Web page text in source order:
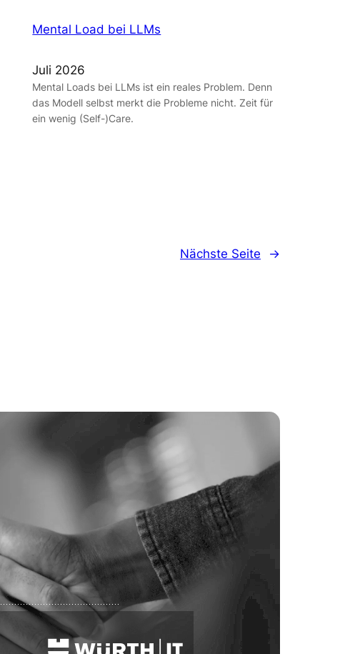
Mental Load bei LLMs
Juli 2026
Mental Loads bei LLMs ist ein reales Problem. Denn
das Modell selbst merkt die Probleme nicht. Zeit für
ein wenig (Self-)Care.
Nächste Seite →